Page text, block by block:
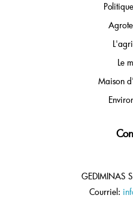
Le
Maison
GEDIMINAS
Courriel: